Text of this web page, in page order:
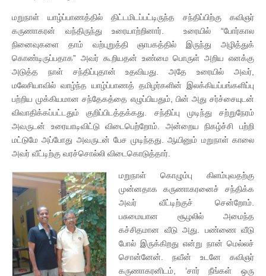
மறுநாள் யாழ்ப்பாணத்தில் திட்டமிடப்பட்டிருந்த சந்திப்பிற்கு கவிஞர்
கருணாகரன் வந்திருந்து உரையாற்றினார். உரையில் “போர்கால
நினைவுகளை தாம் வற்புறுத்தி ஞாபகத்தில் இருந்து அழித்துக்
கொண்டிருப்பதாக” அவர் கூறியதன் உண்மை பொருள் அறிய எனக்கு
அடுத்த நாள் சந்திப்புதான் உதவியது. அதே உரையில் அவர்,
மலேசியாவில் வாழ்ந்த யாழ்ப்பாணத் தமிழர்களின் இலக்கியப்பங்களிப்பு
பற்றிய முக்கியமான சந்தேகத்தை எழுப்பியதும், பின் அது சர்ச்சையுடன்
விவாதிக்கப்பட்டதும் குறிப்பிடத்தக்கது. சந்திப்பு முடிந்து சற்றுநேரம்
அவருடன் உரையாடிவிட்டு விடைபெற்றோம். அன்றைய நிகழ்ச்சி பற்றி
மட்டுமே அப்போது அவருடன் பேச முடிந்தது. ஆயினும் மறுநாள் காலை
அவர் வீட்டிற்கு வரச்சொல்லி விடைகொடுத்தார்.
மறுநாள் கொழும்பு கிளம்புவதற்கு
முன்னதாக கருணாகரனைச் சந்திக்க
அவர் வீட்டிற்குச் சென்றோம்.
பசுமையான சூழலில் அமைந்த
கச்சிதமான வீடு அது. பண்ணை வீடு
போல் இருக்கிறது என்று நான் மெல்லச்
சொன்னேன். நவீன் உடனே கவிஞர்
கருணாகரனிடம், ‘சார் நீங்கள் ஒரு